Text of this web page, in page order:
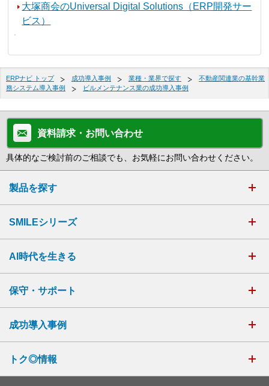
大塚商会のUniversal Digital Solutions（ERP開発サー
ビス）
ERPナビ トップ 成功導入事例 業種・業界で探す
不動産関連業の基幹業
務システム導入事例
ビルメンテナンス業の成功導入事例
資料請求・お問い合わせ
具体的なご検討前のご相談でも、お気軽にお問い合わせください。
製品を探す
SMILEシリーズ
AI時代を生きる
保守・サポート
成功導入事例
トク◎情報